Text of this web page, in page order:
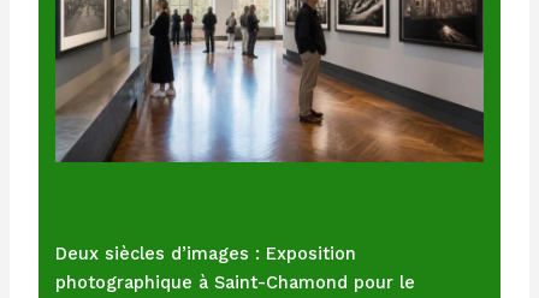
Deux siècles d’images : Exposition
photographique à Saint-Chamond pour le